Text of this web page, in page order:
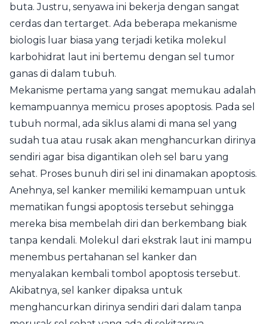
buta. Justru, senyawa ini bekerja dengan sangat
cerdas dan tertarget. Ada beberapa mekanisme
biologis luar biasa yang terjadi ketika molekul
karbohidrat laut ini bertemu dengan sel tumor
ganas di dalam tubuh.
Mekanisme pertama yang sangat memukau adalah
kemampuannya memicu proses apoptosis. Pada sel
tubuh normal, ada siklus alami di mana sel yang
sudah tua atau rusak akan menghancurkan dirinya
sendiri agar bisa digantikan oleh sel baru yang
sehat. Proses bunuh diri sel ini dinamakan apoptosis.
Anehnya, sel kanker memiliki kemampuan untuk
mematikan fungsi apoptosis tersebut sehingga
mereka bisa membelah diri dan berkembang biak
tanpa kendali. Molekul dari ekstrak laut ini mampu
menembus pertahanan sel kanker dan
menyalakan kembali tombol apoptosis tersebut.
Akibatnya, sel kanker dipaksa untuk
menghancurkan dirinya sendiri dari dalam tanpa